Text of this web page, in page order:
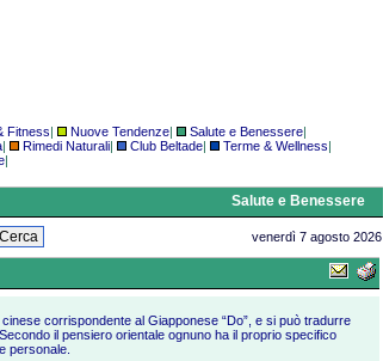
Fitness| Nuove Tendenze| Salute e Benessere|
| Rimedi Naturali| Club Beltade| Terme & Wellness|
|
Salute e Benessere
venerdì 7 agosto 2026
cinese corrispondente al Giapponese “Do”, e si può tradurre
il pensiero orientale ognuno ha il proprio specifico
personale.